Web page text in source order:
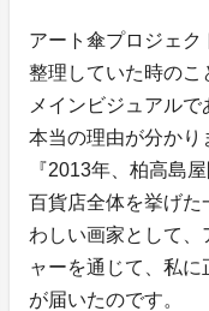
アート傘プロジェ
整理していた時のこ
メインビジュアルで
本当の理由が分かり
『2013年、柏高島
百貨店全体を挙げた
わしい画家として
ャーを通じて、私に
が届いたのです。